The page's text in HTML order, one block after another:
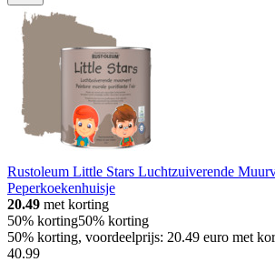
Rustoleum Little Stars Luchtzuiverende
Peperkoekenhuisje
20.49 met korting
50% korting50% korting
50% korting, voordeelprijs: 20.49 euro met
40.99